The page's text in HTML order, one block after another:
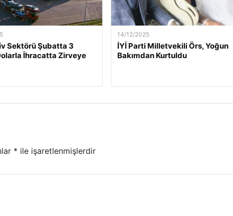
Sektörü Şubatta 3
İhracatta Zirveye
14/12/2025
İYİ Parti Milletvekili Örs, Yoğun
Bakımdan Kurtuldu
* ile işaretlenmişlerdir